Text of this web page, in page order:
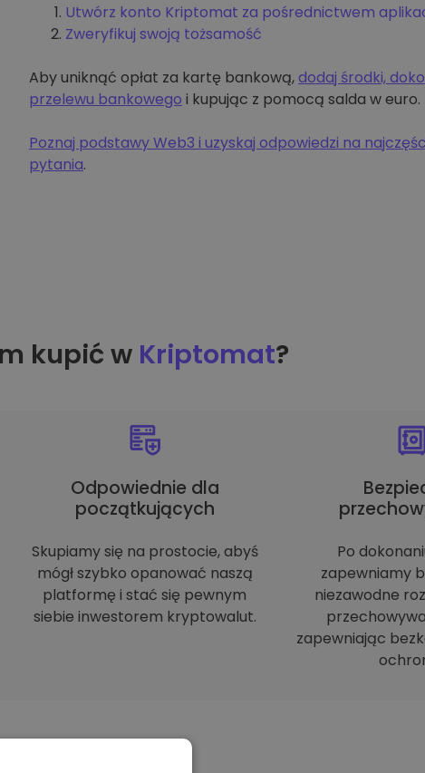
Utwórz konto Kriptomat za pośrednictwem
Zweryfikuj swoją tożsamość
Aby uniknąć opłat za kartę bankową,dodaj środki,
przelewu bankowego i kupując z pomocą salda w euro.
Poznaj podstawy Web3 i uzyskaj odpowiedzi na
pytania.
kupić w Kriptomat?
Odpowiednie dla
początkujących
Skupiamy się na prostocie, abyś
mógł szybko opanować naszą
platformę i stać się pewnym
siebie inwestorem kryptowalut.
Po
zapewniamy
niezawodne
zapewniając